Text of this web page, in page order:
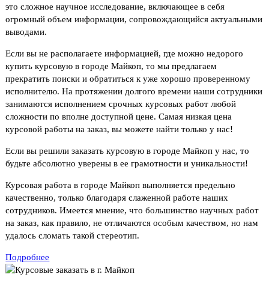
это сложное научное исследование, включающее в себя
огромный объем информации, сопровождающийся актуальными
выводами.
Если вы не располагаете информацией, где можно недорого
купить курсовую в городе Майкоп, то мы предлагаем
прекратить поиски и обратиться к уже хорошо проверенному
исполнителю. На протяжении долгого времени наши сотрудники
занимаются исполнением срочных курсовых работ любой
сложности по вполне доступной цене. Самая низкая цена
курсовой работы на заказ, вы можете найти только у нас!
Если вы решили заказать курсовую в городе Майкоп у нас, то
будьте абсолютно уверены в ее грамотности и уникальности!
Курсовая работа в городе Майкоп выполняется предельно
качественно, только благодаря слаженной работе наших
сотрудников. Имеется мнение, что большинство научных работ
на заказ, как правило, не отличаются особым качеством, но нам
удалось сломать такой стереотип.
Подробнее